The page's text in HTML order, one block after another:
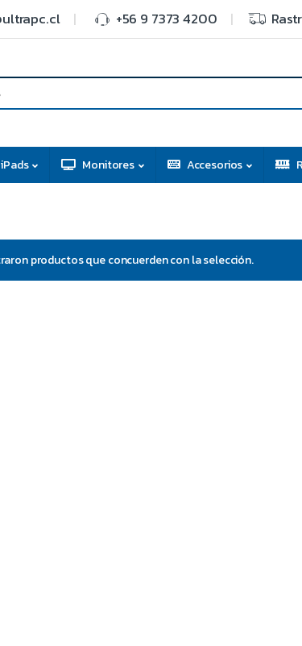
+56 9 7373 4200
Monitores Accesorios
productos que concuerden con la selección.